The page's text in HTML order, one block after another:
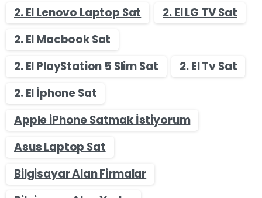
2. El Lenovo Laptop Sat
2. El LG TV Sat
2. El Macbook Sat
2. El PlayStation 5 Slim Sat
2. El Tv Sat
2. El İphone Sat
Apple iPhone Satmak İstiyorum
Asus Laptop Sat
Bilgisayar Alan Firmalar